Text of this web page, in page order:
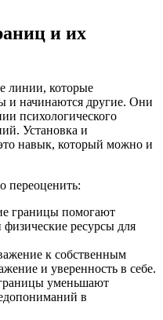
и их
линии, которые
и начинаются другие. Они
психологического
Установка и
навык, который можно и
переоценить:
границы помогают
ресурсы для
к собственным
и уверенность в себе.
уменьшают
в